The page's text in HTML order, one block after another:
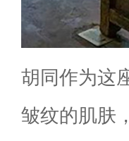
胡同作为这
皱纹的肌肤